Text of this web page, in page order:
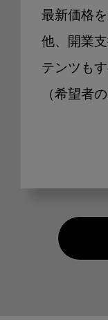
最新価格
他、開業
テンツも
（希望者の